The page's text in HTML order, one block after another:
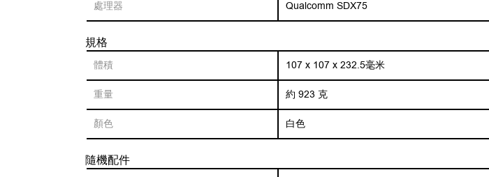
處理器 Qualcomm SDX75
規格
體積 107 x 107 x 232.5毫米
重量 約 923 克
顏色 白色
隨機配件